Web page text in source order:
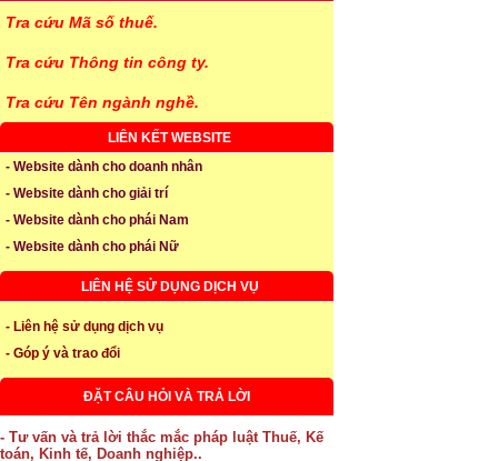
Tra cứu Mã số thuế.
Tra cứu Thông tin công ty.
Tra cứu Tên ngành nghề.
LIÊN KẾT WEBSITE
- Website dành cho doanh nhân
- Website dành cho giải trí
- Website dành cho phái Nam
- Website dành cho phái Nữ
LIÊN HỆ SỬ DỤNG DỊCH VỤ
- Liên hệ sử dụng dịch vụ
- Góp ý và trao đổi
ĐẶT CÂU HỎI VÀ TRẢ LỜI
- Tư vấn và trả lời thắc mắc pháp luật Thuế, Kế
toán, Kinh tế, Doanh nghiệp..